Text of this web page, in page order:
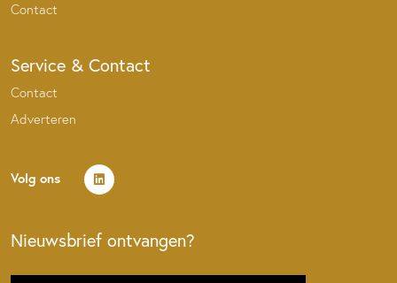
Contact
Service & Contact
Contact
Adverteren
Volg ons
Nieuwsbrief ontvangen?